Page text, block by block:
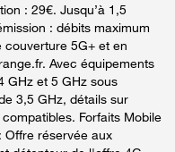
: 29€. Jusqu’à 1,5
: débits maximum
couverture 5G+ et en
Avec équipements
GHz et 5 GHz sous
3,5 GHz, détails sur
Forfaits Mobile
Offre réservée aux